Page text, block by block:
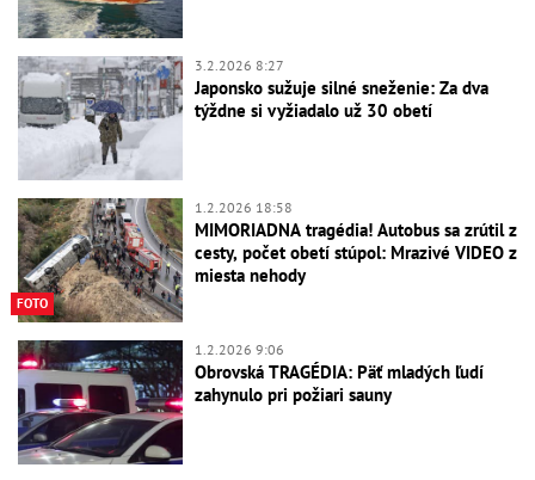
3.2.2026 8:27
Japonsko sužuje silné sneženie: Za dva
týždne si vyžiadalo už 30 obetí
FOTO
1.2.2026 18:58
MIMORIADNA tragédia! Autobus sa zrútil z
cesty, počet obetí stúpol: Mrazivé VIDEO z
miesta nehody
1.2.2026 9:06
Obrovská TRAGÉDIA: Päť mladých ľudí
zahynulo pri požiari sauny